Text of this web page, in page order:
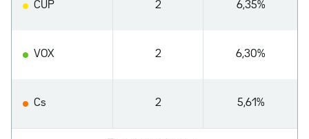
CUP 2 6,35%
VOX 2 6,30%
Cs 2 5,61%